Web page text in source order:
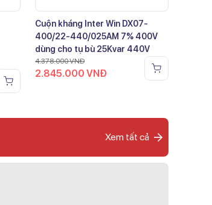
Cuộn kháng Inter Win DX07-
400/22-440/025AM 7% 400V
dùng cho tụ bù 25Kvar 440V
4.378.000VNĐ
2.845.000VNĐ
Xem tất cả